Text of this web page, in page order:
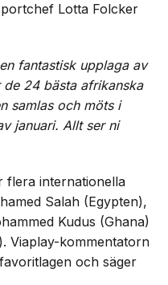
Lotta Folcker
fantastisk upplaga av
24 bästa afrikanska
samlas och möts i
januari. Allt ser ni
flera internationella
Salah (Egypten),
Kudus (Ghana)
Viaplay-kommentatorn
och säger